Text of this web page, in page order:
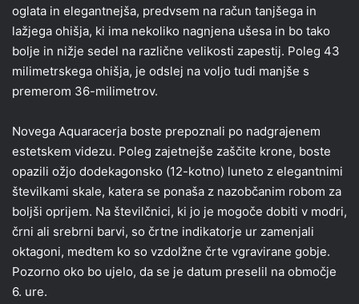
oglata in elegantnejša, predvsem na račun tanjšega in
lažjega ohišja, ki ima nekoliko nagnjena ušesa in bo tako
bolje in nižje sedel na različne velikosti zapestij. Poleg 43
milimetrskega ohišja, je odslej na voljo tudi manjše s
premerom 36-milimetrov.
Novega Aquaracerja boste prepoznali po nadgrajenem
estetskem videzu. Poleg zajetnejše zaščite krone, boste
opazili ožjo dodekagonsko (12-kotno) luneto z elegantnimi
številkami skale, katera se ponaša z nazobčanim robom za
boljši oprijem. Na številčnici, ki jo je mogoče dobiti v modri,
črni ali srebrni barvi, so črtne indikatorje ur zamenjali
oktagoni, medtem ko so vzdolžne črte vgravirane gobje.
Pozorno oko bo ujelo, da se je datum preselil na območje
6. ure.